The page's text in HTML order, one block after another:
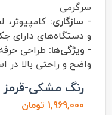
سرگرمی
- سازگاری:
و دستگاه‌های دارای جک 3.5
- ویژگی‌ها: طراحی
واضح و راحتی بالا در
رنگ مشکی-قرمز
1,969,000 تومان